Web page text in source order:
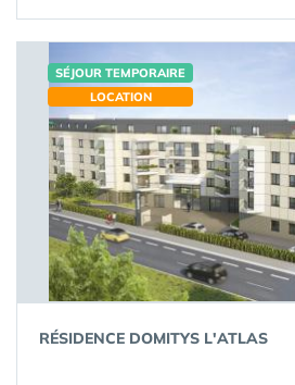
SÉJOUR TEMPORAIRE
LOCATION
RÉSIDENCE DOMITYS L'ATLAS